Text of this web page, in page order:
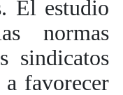
El estudio
normas
sindicatos
favorecer